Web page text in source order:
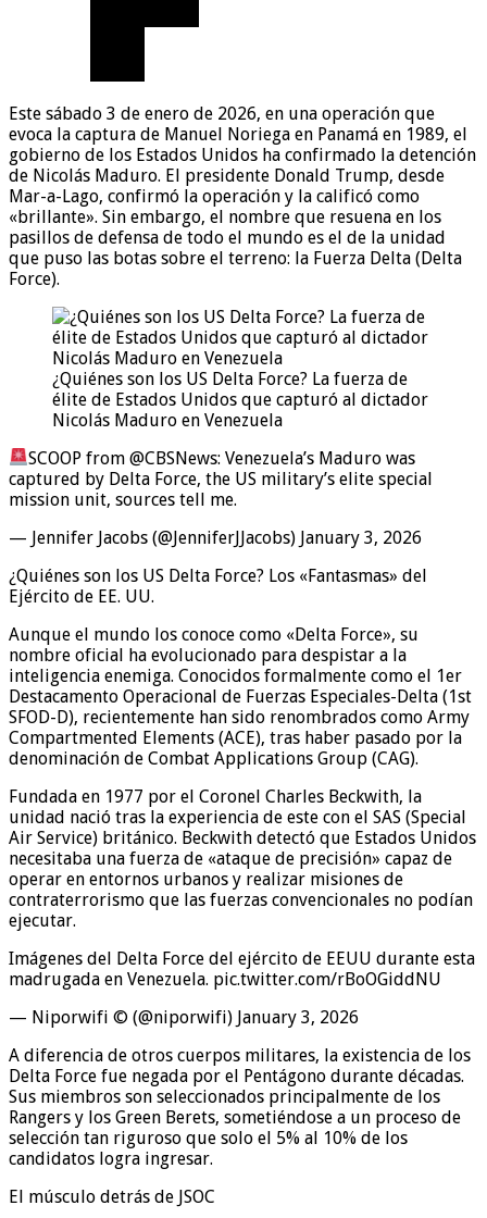
Este sábado 3 de enero de 2026, en una operación que
evoca la captura de Manuel Noriega en Panamá en 1989, el
gobierno de los Estados Unidos ha confirmado la detención
de Nicolás Maduro. El presidente Donald Trump, desde
Mar-a-Lago, confirmó la operación y la calificó como
«brillante». Sin embargo, el nombre que resuena en los
pasillos de defensa de todo el mundo es el de la unidad
que puso las botas sobre el terreno: la Fuerza Delta (Delta
Force).
¿Quiénes son los US Delta Force? La fuerza de
élite de Estados Unidos que capturó al dictador
Nicolás Maduro en Venezuela
SCOOP from @CBSNews: Venezuela’s Maduro was
captured by Delta Force, the US military’s elite special
mission unit, sources tell me.
— Jennifer Jacobs (@JenniferJJacobs) January 3, 2026
¿Quiénes son los US Delta Force? Los «Fantasmas» del
Ejército de EE. UU.
Aunque el mundo los conoce como «Delta Force», su
nombre oficial ha evolucionado para despistar a la
inteligencia enemiga. Conocidos formalmente como el 1er
Destacamento Operacional de Fuerzas Especiales-Delta (1st
SFOD-D), recientemente han sido renombrados como Army
Compartmented Elements (ACE), tras haber pasado por la
denominación de Combat Applications Group (CAG).
Fundada en 1977 por el Coronel Charles Beckwith, la
unidad nació tras la experiencia de este con el SAS (Special
Air Service) británico. Beckwith detectó que Estados Unidos
necesitaba una fuerza de «ataque de precisión» capaz de
operar en entornos urbanos y realizar misiones de
contraterrorismo que las fuerzas convencionales no podían
ejecutar.
Imágenes del Delta Force del ejército de EEUU durante esta
madrugada en Venezuela. pic.twitter.com/rBoOGiddNU
— Niporwifi © (@niporwifi) January 3, 2026
A diferencia de otros cuerpos militares, la existencia de los
Delta Force fue negada por el Pentágono durante décadas.
Sus miembros son seleccionados principalmente de los
Rangers y los Green Berets, sometiéndose a un proceso de
selección tan riguroso que solo el 5% al 10% de los
candidatos logra ingresar.
El músculo detrás de JSOC